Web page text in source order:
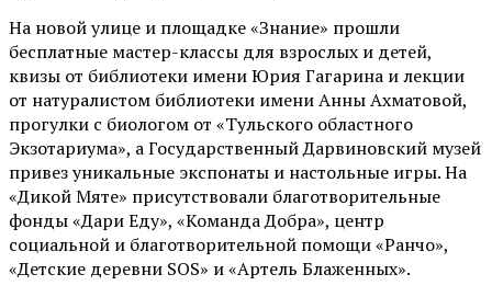
На новой улице и площадке «Знание» прошли
бесплатные мастер-классы для взрослых и детей,
квизы от библиотеки имени Юрия Гагарина и лекции
от натуралистом библиотеки имени Анны Ахматовой,
прогулки с биологом от «Тульского областного
Экзотариума», а Государственный Дарвиновский музей
привез уникальные экспонаты и настольные игры. На
«Дикой Мяте» присутствовали благотворительные
фонды «Дари Еду», «Команда Добра», центр
социальной и благотворительной помощи «Ранчо»,
«Детские деревни SOS» и «Артель Блаженных».